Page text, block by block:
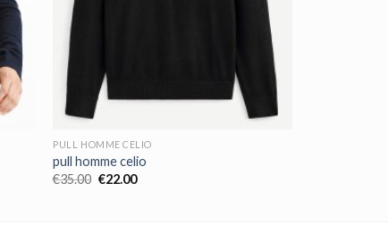
PULL HOMME CELIO
pull homme celio
€35.00 €22.00